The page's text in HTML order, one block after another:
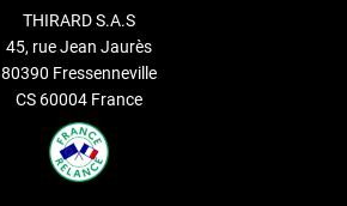
THIRARD S.A.S
45, rue Jean Jaurès
80390 Fressenneville
CS 60004 France